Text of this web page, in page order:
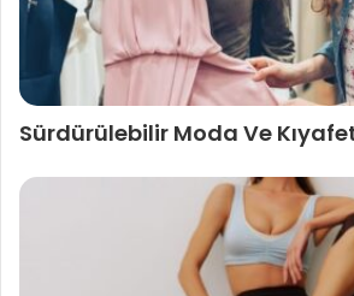
Sürdürülebilir Moda Ve